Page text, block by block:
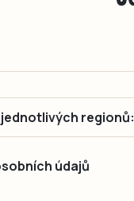
regionů:
údajů